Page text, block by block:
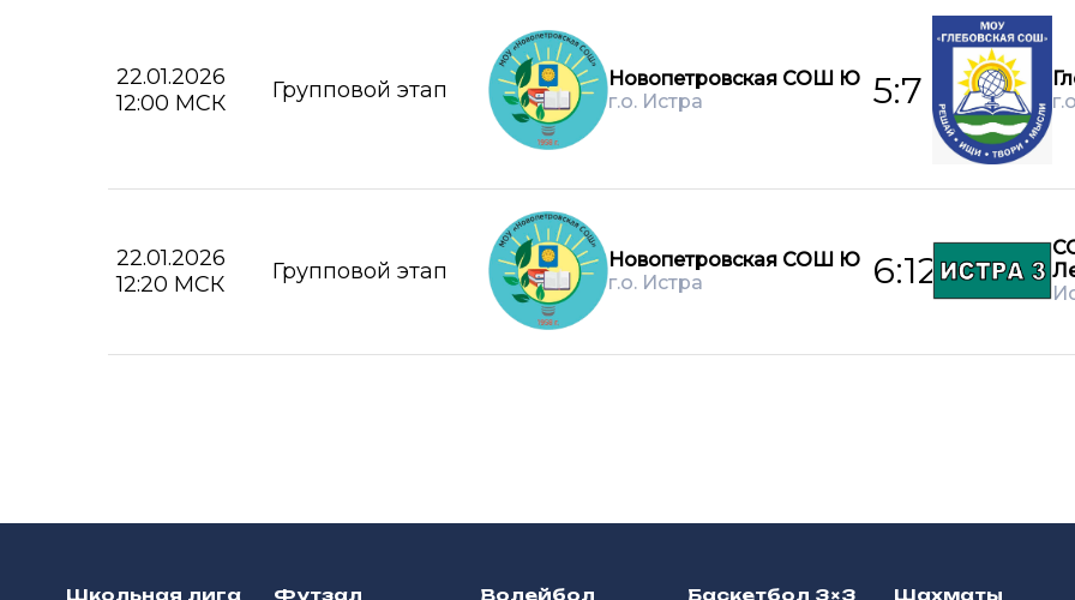
22.01.2026
12:00 МСК
Групповой этап
Новопетровская СОШ Ю
г.о. Истра
5:7
22.01.2026
12:20 МСК
Групповой этап
Новопетровская СОШ Ю
г.о. Истра
6:12
Школьная лига Футзал Волейбол Баскетбол 3×3 Шахматы